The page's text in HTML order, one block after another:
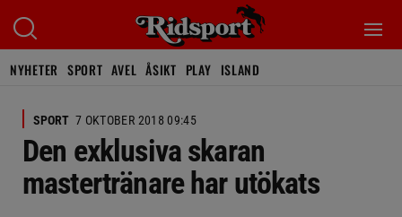
NYHETER SPORT AVEL ÅSIKT PLAY ISLAND
SPORT 7 OKTOBER 2018 09:45
Den exklusiva skaran
mastertränare har utökats